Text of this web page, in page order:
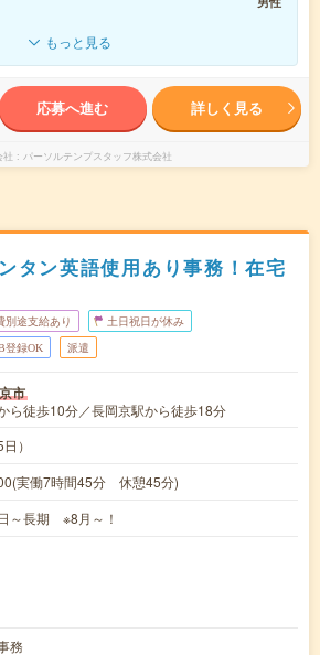
もっと見る
応募へ進む 詳しく見る
パーソルテンプスタッフ株式会社
タン英語使用あり事務！在宅
別途支給あり 土日祝日が休み
登録OK 派遣
市
ら徒歩10分／長岡京駅から徒歩18分
）
実働7時間45分 休憩45分)
～長期 ※8月～！
務